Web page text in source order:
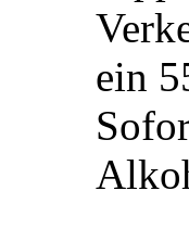
ein